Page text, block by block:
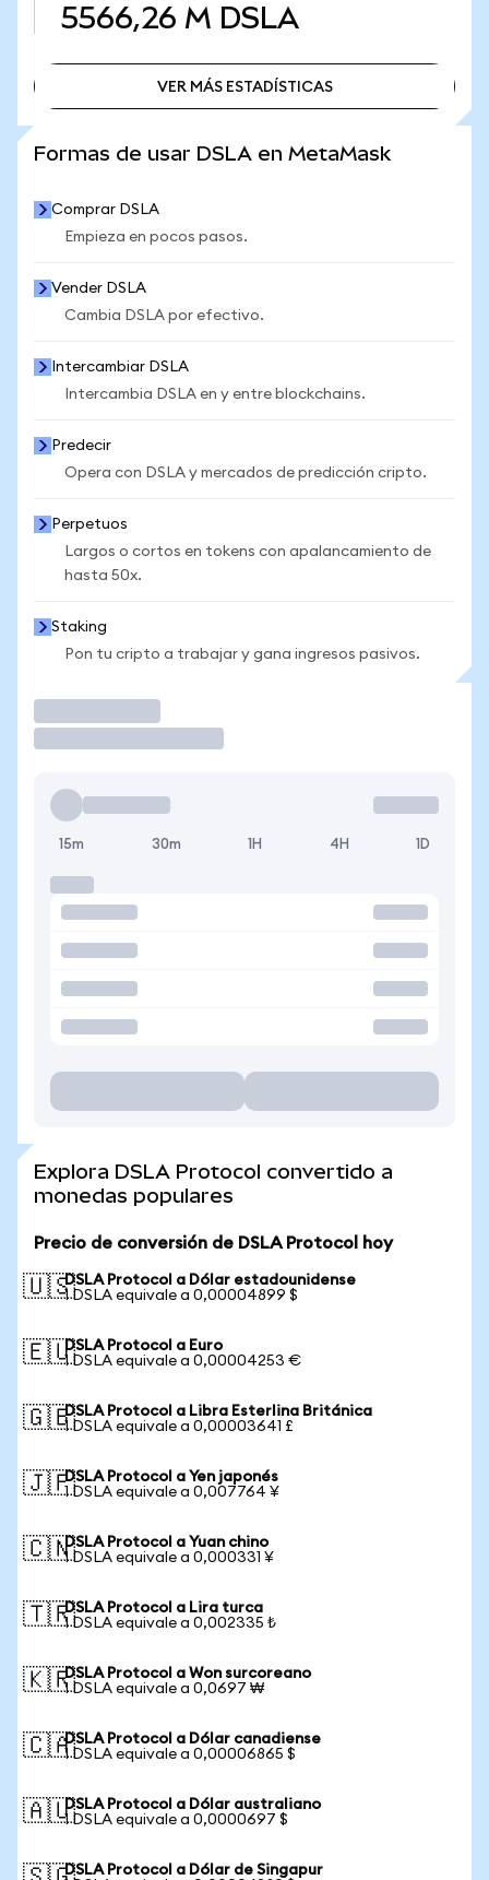
5566,26 M DSLA
VER MÁS ESTADÍSTICAS
Formas de usar DSLA en MetaMask
Comprar DSLA
Empieza en pocos pasos.
Vender DSLA
Cambia DSLA por efectivo.
Intercambiar DSLA
Intercambia DSLA en y entre blockchains.
Predecir
Opera con DSLA y mercados de predicción cripto.
Perpetuos
Largos o cortos en tokens con apalancamiento de
hasta 50x.
Staking
Pon tu cripto a trabajar y gana ingresos pasivos.
15m 30m 1H 4H 1D
Explora DSLA Protocol convertido a
monedas populares
Precio de conversión de DSLA Protocol hoy
🇺🇸DSLA Protocol a Dólar estadounidense
1 DSLA equivale a 0,00004899 $
🇪🇺DSLA Protocol a Euro
1 DSLA equivale a 0,00004253 €
🇬🇧DSLA Protocol a Libra Esterlina Británica
1 DSLA equivale a 0,00003641 £
🇯🇵DSLA Protocol a Yen japonés
1 DSLA equivale a 0,007764 ¥
🇨🇳DSLA Protocol a Yuan chino
1 DSLA equivale a 0,000331 ¥
🇹🇷DSLA Protocol a Lira turca
1 DSLA equivale a 0,002335 ₺
🇰🇷DSLA Protocol a Won surcoreano
1 DSLA equivale a 0,0697 ₩
🇨🇦DSLA Protocol a Dólar canadiense
1 DSLA equivale a 0,00006865 $
🇦🇺DSLA Protocol a Dólar australiano
1 DSLA equivale a 0,0000697 $
DSLA Protocol a Dólar de Singapur